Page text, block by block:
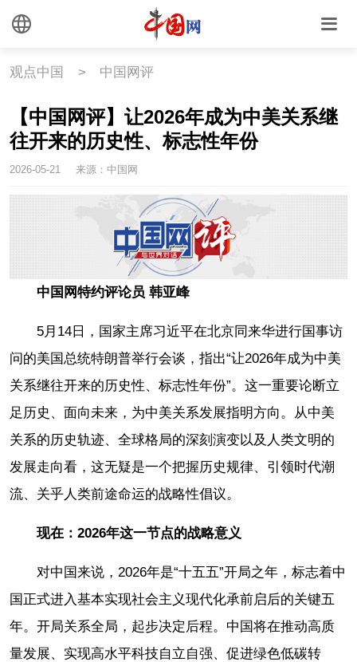
观点中国 > 中国网评
【中国网评】让2026年成为中美关系继
往开来的历史性、标志性年份
2026-05-21 来源：中国网
中国网特约评论员 韩亚峰
5月14日，国家主席习近平在北京同来华进行国事访
问的美国总统特朗普举行会谈，指出“让2026年成为中美
关系继往开来的历史性、标志性年份”。这一重要论断立
足历史、面向未来，为中美关系发展指明方向。从中美
关系的历史轨迹、全球格局的深刻演变以及人类文明的
发展走向看，这无疑是一个把握历史规律、引领时代潮
流、关乎人类前途命运的战略性倡议。
现在：2026年这一节点的战略意义
对中国来说，2026年是“十五五”开局之年，标志着中
国正式进入基本实现社会主义现代化承前启后的关键五
年。开局关系全局，起步决定后程。中国将在推动高质
量发展、实现高水平科技自立自强、促进绿色低碳转